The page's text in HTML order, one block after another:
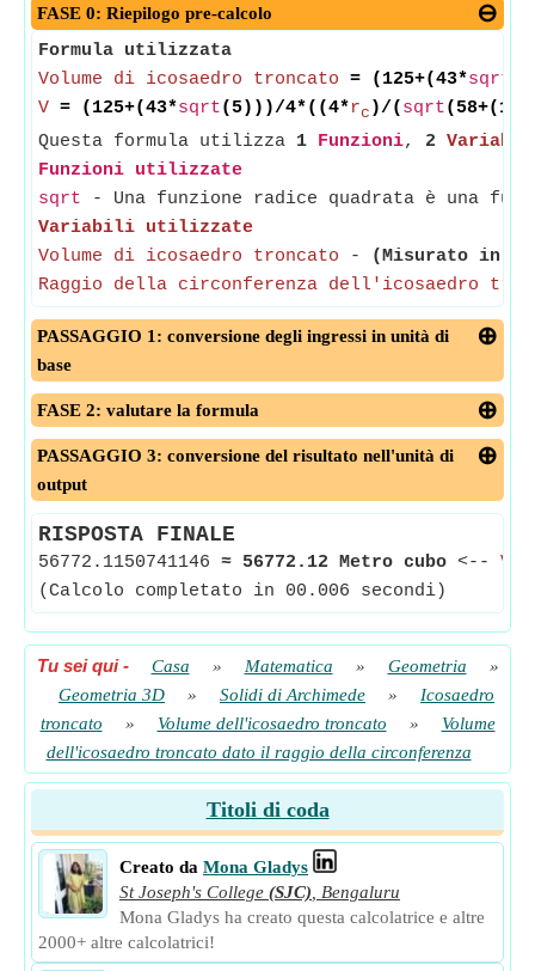
FASE 0: Riepilogo pre-calcolo
Formula utilizzata
Volume di icosaedro troncato = (125+(43*sqrt
V = (125+(43*sqrt(5)))/4*((4*rc )/( sqrt(58+(18*
Questa formula utilizza 1 Funzioni, 2
Funzioni utilizzate
sqrt - Una funzione radice quadrata è una
Variabili utilizzate
Volume di icosaedro troncato -
(Misurato in
Raggio della circonferenza dell'icosaedro
PASSAGGIO 1: conversione degli ingressi in unità di
base
FASE 2: valutare la formula
PASSAGGIO 3: conversione del risultato nell'unità di
output
RISPOSTA FINALE
56772.1150741146 ≈ 56772.12 Metro cubo <--
(Calcolo completato in 00.006 secondi)
Tu sei qui- Casa » Matematica » Geometria
»
Geometria 3D
» Solidi di Archimede »
Icosaedro
troncato
» Volume dell'icosaedro troncato »
Volume
dell'icosaedro troncato dato il raggio della circonferenza
Titoli di coda
Creato da Mona Gladys
St Joseph's College (SJC)
Bengaluru
Mona Gladys ha creato questa calcolatrice e altre
2000+ altre calcolatrici!